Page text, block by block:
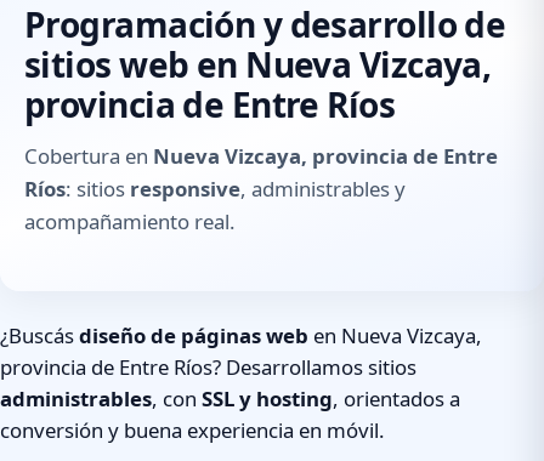
Programación y desarrollo de
sitios web en Nueva Vizcaya,
provincia de Entre Ríos
Cobertura en Nueva Vizcaya, provincia de Entre
Ríos: sitios responsive, administrables y
acompañamiento real.
¿Buscásdiseño de páginas web en Nueva Vizcaya,
provincia de Entre Ríos? Desarrollamos sitios
administrables, con SSL y hosting, orientados a
conversión y buena experiencia en móvil.